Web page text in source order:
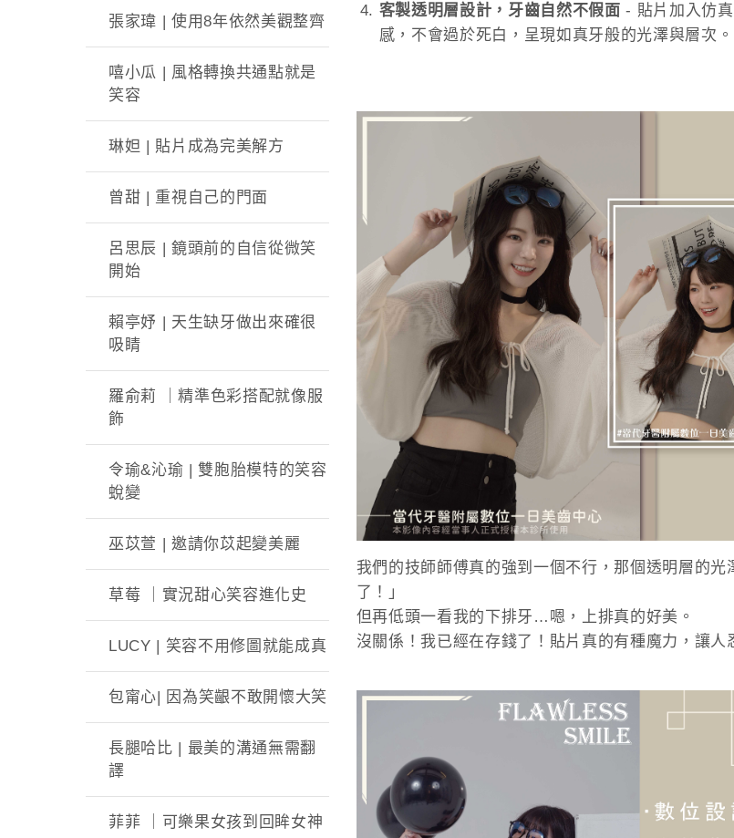
張家瑋 | 使用8年依然美觀整齊
嘻小瓜 | 風格轉換共通點就是
笑容
琳妲 | 貼片成為完美解方
曾甜 | 重視自己的門面
呂思辰 | 鏡頭前的自信從微笑
開始
賴亭妤 | 天生缺牙做出來確很
吸睛
羅俞莉 ｜精準色彩搭配就像服
飾
令瑜&沁瑜 | 雙胞胎模特的笑容
蛻變
巫苡萱 | 邀請你苡起變美麗
草莓 ｜實況甜心笑容進化史
LUCY | 笑容不用修圖就能成真
包甯心| 因為笑齦不敢開懷大笑
長腿哈比 | 最美的溝通無需翻
譯
菲菲 ｜可樂果女孩到回眸女神
客製透明層設計，牙齒自然不假面- 貼片加入仿
感，不會過於死白，呈現如真牙般的光澤與層次。
我們的技師師傅真的強到一個不行，那個透明層的
了！」
但再低頭一看我的下排牙…嗯，上排真的好美。
沒關係！我已經在存錢了！貼片真的有種魔力，讓人